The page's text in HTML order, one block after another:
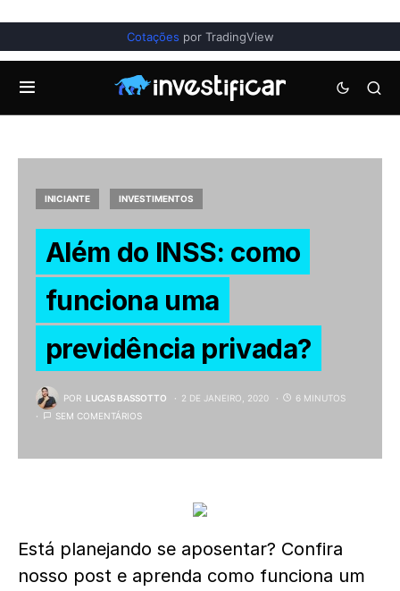
Cotações por TradingView
INICIANTE INVESTIMENTOS
Além do INSS: como
funciona uma
previdência privada?
POR LUCAS BASSOTTO 2 DE JANEIRO, 2020
6 MINUTOS
SEM COMENTÁRIOS
Está planejando se aposentar? Confira
nosso post e aprenda como funciona um